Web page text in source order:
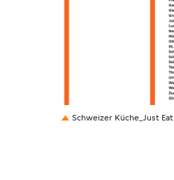
Schweizer Küche_Just Eat